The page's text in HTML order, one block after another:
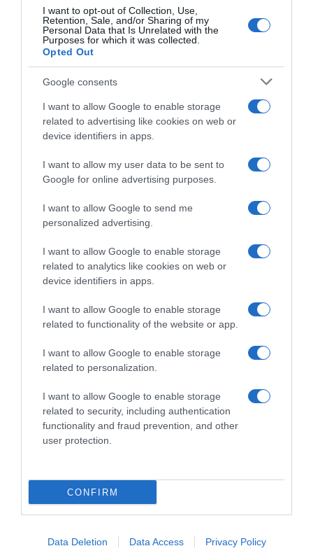
I want to opt-out of Collection, Use,
Retention, Sale, and/or Sharing of my
Personal Data that Is Unrelated with the
Purposes for which it was collected.
Opted Out
Google consents
I want to allow Google to enable storage
related to advertising like cookies on web or
device identifiers in apps.
I want to allow my user data to be sent to
Google for online advertising purposes.
I want to allow Google to send me
personalized advertising.
I want to allow Google to enable storage
related to analytics like cookies on web or
device identifiers in apps.
I want to allow Google to enable storage
related to functionality of the website or app.
I want to allow Google to enable storage
related to personalization.
I want to allow Google to enable storage
related to security, including authentication
functionality and fraud prevention, and other
user protection.
CONFIRM
Data Deletion Data Access Privacy Policy
Νέα απορριμματοφόρα παρέδωσε η
Περιφέρεια Αττικής στον Δήμο Βύρωνα – Οι
στόχοι και τα οφέλη (vid)
Διευρύνεται το πρόγραμμα για τα βιοαπόβλητα
18.03.2022 - 18:30
Η Περιφέρεια Αττικής και ο ΕΔΣΝΑ
παρέδωσαν στον δήμο Νέας Ιωνίας
σύγχρονα απορριμματοφόρα